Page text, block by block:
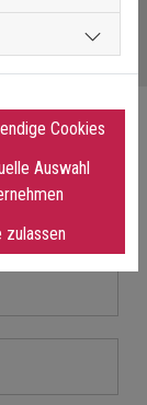
Cookies
Auswahl
zulassen